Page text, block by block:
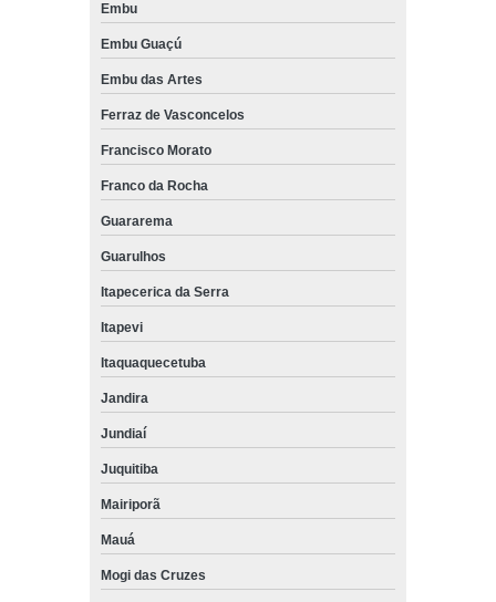
Embu
Embu Guaçú
Embu das Artes
Ferraz de Vasconcelos
Francisco Morato
Franco da Rocha
Guararema
Guarulhos
Itapecerica da Serra
Itapevi
Itaquaquecetuba
Jandira
Jundiaí
Juquitiba
Mairiporã
Mauá
Mogi das Cruzes